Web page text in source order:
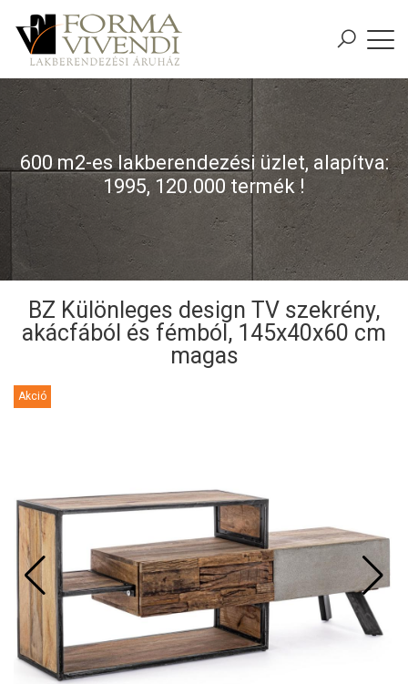
600 m2-es lakberendezési üzlet, alapítva:
1995, 120.000 termék !
BZ Különleges design TV szekrény,
akácfából és fémból, 145x40x60 cm
magas
Akció